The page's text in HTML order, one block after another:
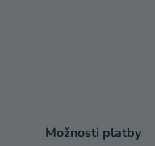
Možnosti platby